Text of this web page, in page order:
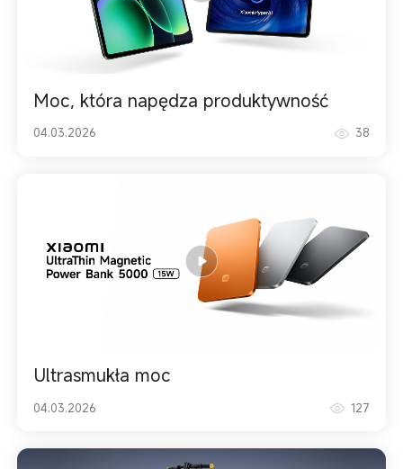
Moc, która napędza produktywność
04.03.2026 38
Ultrasmukła moc
04.03.2026 127